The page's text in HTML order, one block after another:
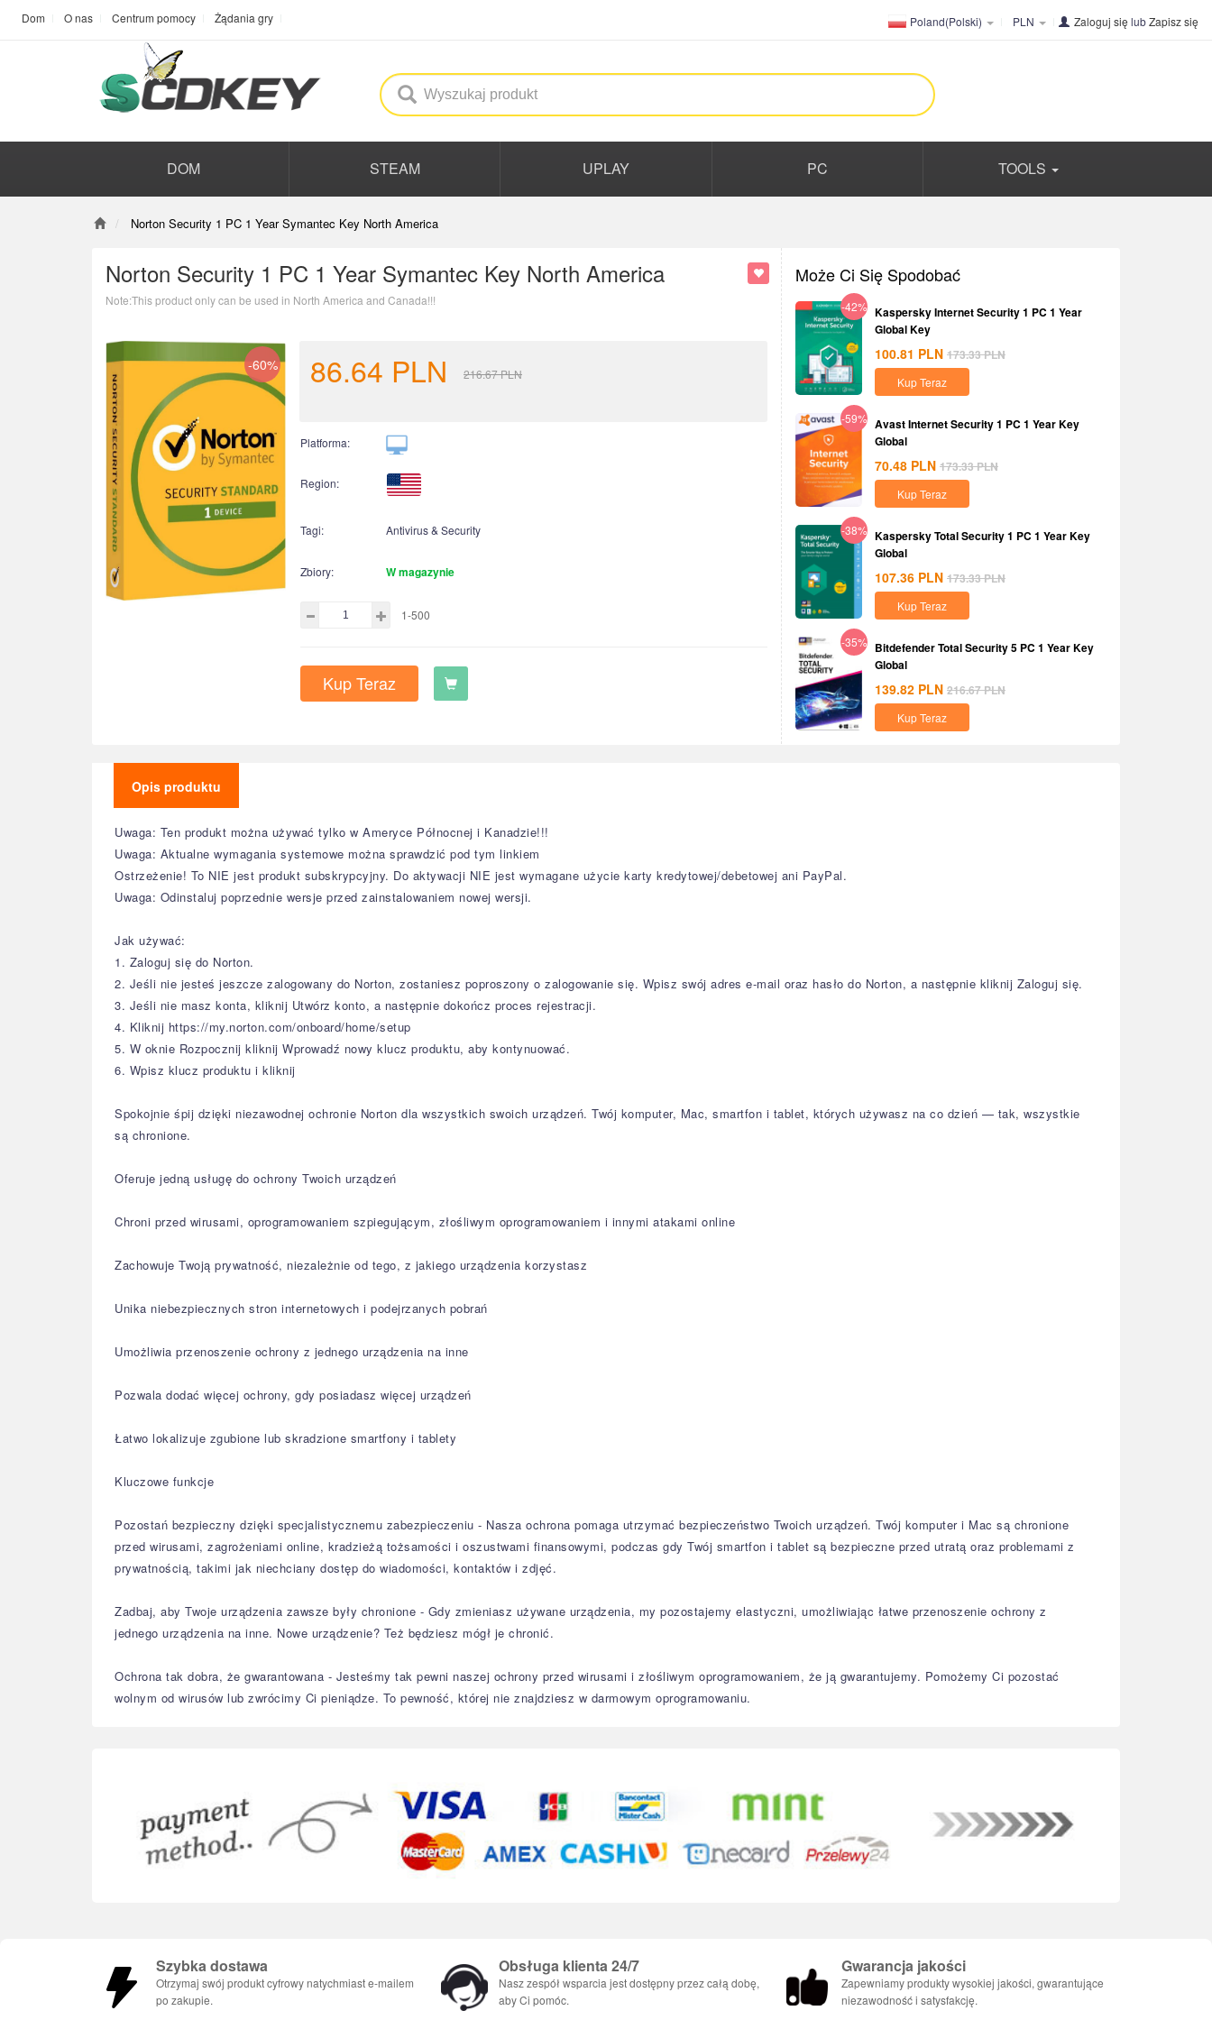
Dom O nas Centrum pomocy Żądania gry Poland(Polski) PLN Zaloguj się lubZapisz się
DOM STEAM UPLAY PC TOOLS
Norton Security 1 PC 1 Year Symantec Key North America
Norton Security 1 PC 1 Year Symantec Key North America
Note:This product only can be used in North America and Canada!!!
-60% 86.64 PLN 216.67PLN
Platforma:
Region:
Tagi: Antivirus & Security
Zbiory: W magazynie
1-500
Kup Teraz
Może Ci Się Spodobać
-42% Kaspersky Internet Security 1 PC 1 Year
Global Key
100.81 PLN 173.33PLN
Kup Teraz
-59% Avast Internet Security 1 PC 1 Year Key
Global
70.48 PLN 173.33PLN
Kup Teraz
-38% Kaspersky Total Security 1 PC 1 Year Key
Global
107.36 PLN 173.33PLN
Kup Teraz
-35% Bitdefender Total Security 5 PC 1 Year Key
Global
139.82 PLN 216.67PLN
Kup Teraz
Opis produktu
Uwaga: Ten produkt można używać tylko w Ameryce Północnej i Kanadzie!!!
Uwaga: Aktualne wymagania systemowe można sprawdzić pod tym linkiem
Ostrzeżenie! To NIE jest produkt subskrypcyjny. Do aktywacji NIE jest wymagane użycie karty kredytowej/debetowej ani PayPal.
Uwaga: Odinstaluj poprzednie wersje przed zainstalowaniem nowej wersji.
Jak używać:
1. Zaloguj się do Norton.
2. Jeśli nie jesteś jeszcze zalogowany do Norton, zostaniesz poproszony o zalogowanie się. Wpisz swój adres e-mail oraz hasło do Norton, a następnie kliknij Zaloguj się.
3. Jeśli nie masz konta, kliknij Utwórz konto, a następnie dokończ proces rejestracji.
4. Kliknij https://my.norton.com/onboard/home/setup
5. W oknie Rozpocznij kliknij Wprowadź nowy klucz produktu, aby kontynuować.
6. Wpisz klucz produktu i kliknij
Spokojnie śpij dzięki niezawodnej ochronie Norton dla wszystkich swoich urządzeń. Twój komputer, Mac, smartfon i tablet, których używasz na co dzień — tak, wszystkie
są chronione.
Oferuje jedną usługę do ochrony Twoich urządzeń
Chroni przed wirusami, oprogramowaniem szpiegującym, złośliwym oprogramowaniem i innymi atakami online
Zachowuje Twoją prywatność, niezależnie od tego, z jakiego urządzenia korzystasz
Unika niebezpiecznych stron internetowych i podejrzanych pobrań
Umożliwia przenoszenie ochrony z jednego urządzenia na inne
Pozwala dodać więcej ochrony, gdy posiadasz więcej urządzeń
Łatwo lokalizuje zgubione lub skradzione smartfony i tablety
Kluczowe funkcje
Pozostań bezpieczny dzięki specjalistycznemu zabezpieczeniu - Nasza ochrona pomaga utrzymać bezpieczeństwo Twoich urządzeń. Twój komputer i Mac są chronione
przed wirusami, zagrożeniami online, kradzieżą tożsamości i oszustwami finansowymi, podczas gdy Twój smartfon i tablet są bezpieczne przed utratą oraz problemami z
prywatnością, takimi jak niechciany dostęp do wiadomości, kontaktów i zdjęć.
Zadbaj, aby Twoje urządzenia zawsze były chronione - Gdy zmieniasz używane urządzenia, my pozostajemy elastyczni, umożliwiając łatwe przenoszenie ochrony z
jednego urządzenia na inne. Nowe urządzenie? Też będziesz mógł je chronić.
Ochrona tak dobra, że gwarantowana - Jesteśmy tak pewni naszej ochrony przed wirusami i złośliwym oprogramowaniem, że ją gwarantujemy. Pomożemy Ci pozostać
wolnym od wirusów lub zwrócimy Ci pieniądze. To pewność, której nie znajdziesz w darmowym oprogramowaniu.
Szybka dostawa
Otrzymaj swój produkt cyfrowy natychmiast e-mailem
po zakupie.
Obsługa klienta 24/7
Nasz zespół wsparcia jest dostępny przez całą dobę,
aby Ci pomóc.
Gwarancja jakości
Zapewniamy produkty wysokiej jakości, gwarantujące
niezawodność i satysfakcję.